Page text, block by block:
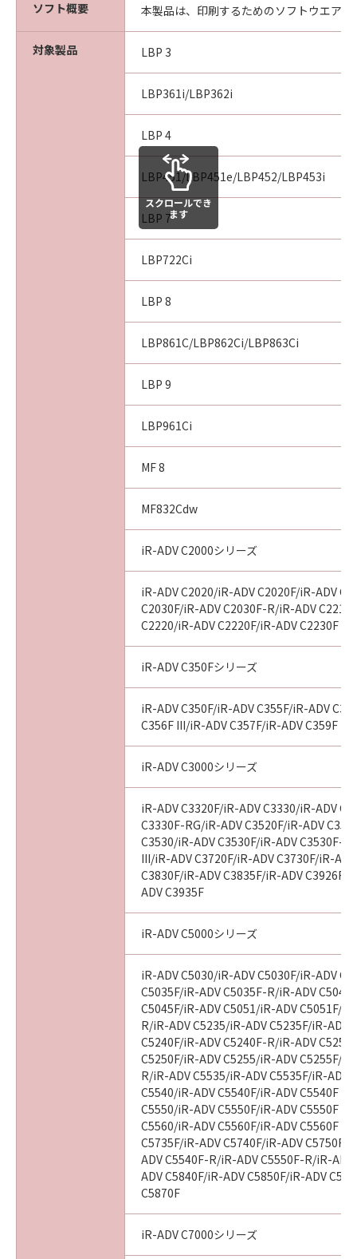
ソフト概要 本製品は、印刷するためのソフトウエアで
対象製品 LBP 3
LBP361i/LBP362i
LBP 4
LBP451/LBP451e/LBP452/LBP453i
LBP 7
LBP722Ci
LBP 8
LBP861C/LBP862Ci/LBP863Ci
LBP 9
LBP961Ci
MF 8
MF832Cdw
iR-ADV C2000シリーズ
iR-ADV C2020/iR-ADV C2020F/iR-ADV
C2030F/iR-ADV C2030F-R/iR-ADV
C2220/iR-ADV C2220F/iR-ADV C2230F
iR-ADV C350Fシリーズ
iR-ADV C350F/iR-ADV C355F/iR-ADV
C356F III/iR-ADV C357F/iR-ADV C359F
iR-ADV C3000シリーズ
iR-ADV C3320F/iR-ADV C3330/iR-ADV
C3330F-RG/iR-ADV C3520F/iR-ADV
C3530/iR-ADV C3530F/iR-ADV C3530F-
III/iR-ADV C3720F/iR-ADV C3730F/iR-
C3830F/iR-ADV C3835F/iR-ADV C3926F/
ADV C3935F
iR-ADV C5000シリーズ
iR-ADV C5030/iR-ADV C5030F/iR-ADV
C5035F/iR-ADV C5035F-R/iR-ADV
C5045F/iR-ADV C5051/iR-ADV C5051F/
R/iR-ADV C5235/iR-ADV C5235F/iR-ADV
C5240F/iR-ADV C5240F-R/iR-ADV
C5250F/iR-ADV C5255/iR-ADV C5255F/
R/iR-ADV C5535/iR-ADV C5535F/iR-ADV
C5540/iR-ADV C5540F/iR-ADV C5540F
C5550/iR-ADV C5550F/iR-ADV C5550F
C5560/iR-ADV C5560F/iR-ADV C5560F
C5735F/iR-ADV C5740F/iR-ADV C5750F/
ADV C5540F-R/iR-ADV C5550F-R/iR-
ADV C5840F/iR-ADV C5850F/iR-ADV
C5870F
iR-ADV C7000シリーズ
スクロールでき
ます